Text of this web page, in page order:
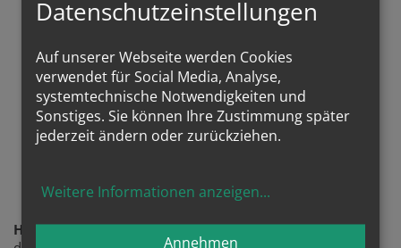
Sel. Ladislaus Batthyany
Himmlischer Patron
Datenschutzeinstellungen
Auf unserer Webseite werden Cookies
verwendet für Social Media, Analyse,
systemtechnische Notwendigkeiten und
Sonstiges. Sie können Ihre Zustimmung später
jederzeit ändern oder zurückziehen.
Weitere Informationen anzeigen...
Annehmen